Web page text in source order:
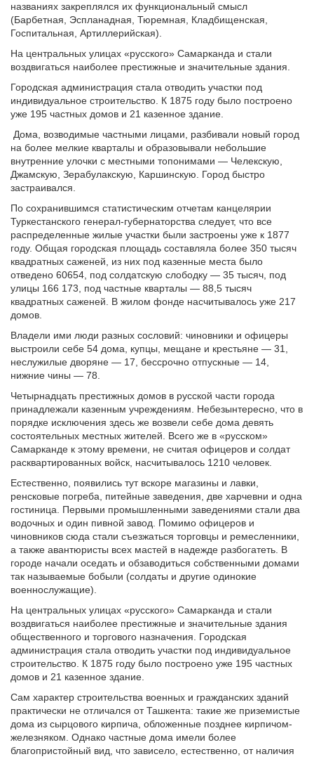
названиях закреплялся их функциональный смысл
(Барбетная, Эспланадная, Тюремная, Кладбищенская,
Госпитальная, Артиллерийская).
На центральных улицах «русского» Самарканда и стали
воздвигаться наиболее престижные и значительные здания.
Городская администрация стала отводить участки под
индивидуальное строительство. К 1875 году было построено
уже 195 частных домов и 21 казенное здание.
Дома, возводимые частными лицами, разбивали новый город
на более мелкие кварталы и образовывали небольшие
внутренние улочки с местными топонимами — Челекскую,
Джамскую, Зерабулакскую, Каршинскую. Город быстро
застраивался.
По сохранившимся статистическим отчетам канцелярии
Туркестанского генерал-губернаторства следует, что все
распределенные жилые участки были застроены уже к 1877
году. Общая городская площадь составляла более 350 тысяч
квадратных саженей, из них под казенные места было
отведено 60654, под солдатскую слободку — 35 тысяч, под
улицы 166 173, под частные кварталы — 88,5 тысяч
квадратных саженей. В жилом фонде насчитывалось уже 217
домов.
Владели ими люди разных сословий: чиновники и офицеры
выстроили себе 54 дома, купцы, мещане и крестьяне — 31,
неслужилые дворяне — 17, бессрочно отпускные — 14,
нижние чины — 78.
Четырнадцать престижных домов в русской части города
принадлежали казенным учреждениям. Небезынтересно, что в
порядке исключения здесь же возвели себе дома девять
состоятельных местных жителей. Всего же в «русском»
Самарканде к этому времени, не считая офицеров и солдат
расквартированных войск, насчитывалось 1210 человек.
Естественно, появились тут вскоре магазины и лавки,
ренсковые погреба, питейные заведения, две харчевни и одна
гостиница. Первыми промышленными заведениями стали два
водочных и один пивной завод. Помимо офицеров и
чиновников сюда стали съезжаться торговцы и ремесленники,
а также авантюристы всех мастей в надежде разбогатеть. В
городе начали оседать и обзаводиться собственными домами
так называемые бобыли (солдаты и другие одинокие
военнослужащие).
На центральных улицах «русского» Самарканда и стали
воздвигаться наиболее престижные и значительные здания
общественного и торгового назначения. Городская
администрация стала отводить участки под индивидуальное
строительство. К 1875 году было построено уже 195 частных
домов и 21 казенное здание.
Сам характер строительства военных и гражданских зданий
практически не отличался от Ташкента: такие же приземистые
дома из сырцового кирпича, обложенные позднее кирпичом-
железняком. Однако частные дома имели более
благопристойный вид, что зависело, естественно, от наличия